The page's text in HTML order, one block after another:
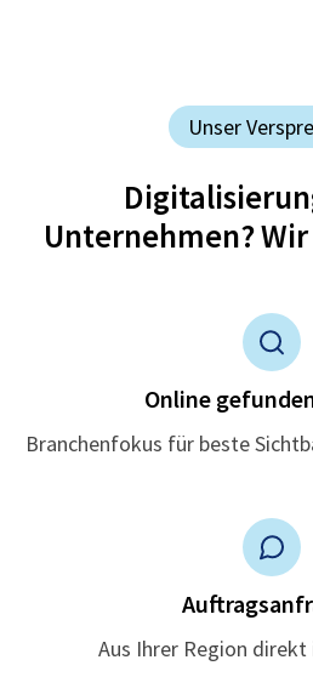
Unser
Unternehmen?
Online
Branchenfokus für beste
Aus Ihrer Region